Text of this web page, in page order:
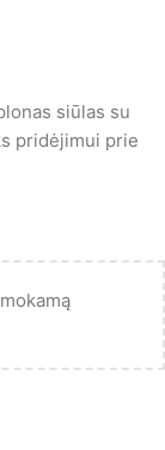
siūlas su
pridėjimui prie